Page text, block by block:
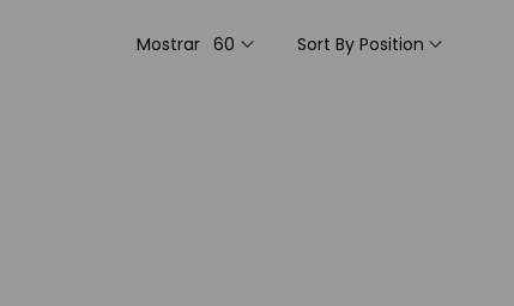
Sort By
Mostrar